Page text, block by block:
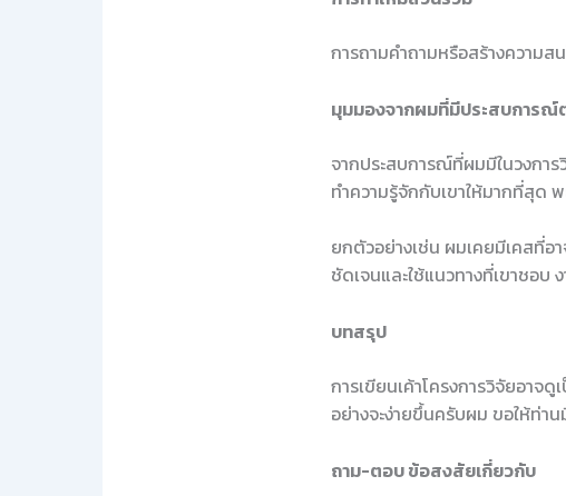
การถามคำถามหรือสร้างความส
มุมมองจากผมที่มีประสบการณ์
จากประสบการณ์ที่ผมมีในวงกา
ทำความรู้จักกับเขาให้มากที่สุด
ยกตัวอย่างเช่น ผมเคยมีเคสที่อ
ชัดเจนและใช้แนวทางที่เขาชอบ
บทสรุป
การเขียนเค้าโครงการวิจัยอาจ
อย่างจะง่ายขึ้นครับผม ขอให้ท่า
ถาม-ตอบ ข้อสงสัยเกี่ยวกับ